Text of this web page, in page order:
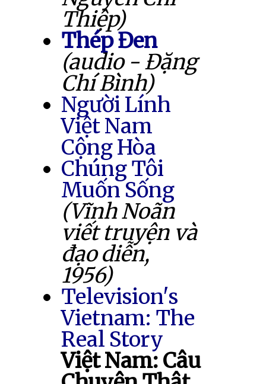
Thiệp)
Thép Đen
(audio - Đặng
Chí Bình)
Người Lính
Việt Nam
Cộng Hòa
Chúng Tôi
Muốn Sống
(Vĩnh Noãn
viết truyện và
đạo diễn,
1956)
Television's
Vietnam: The
Real Story
Việt Nam: Câu